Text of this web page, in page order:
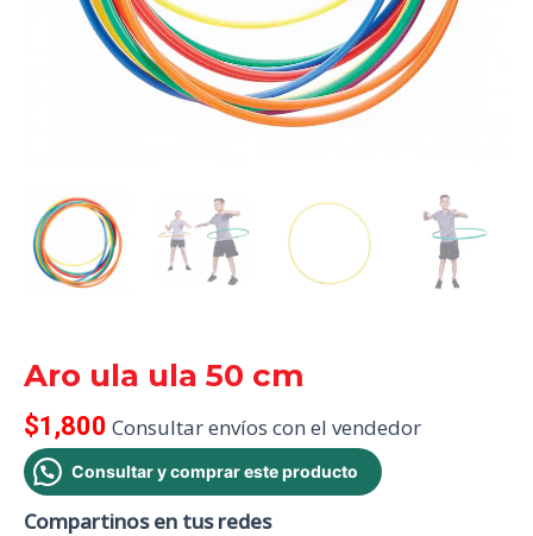
Aro ula ula 50 cm
$1,800 Consultar envíos con el vendedor
Consultar y comprar este producto
Compartinos en tus redes